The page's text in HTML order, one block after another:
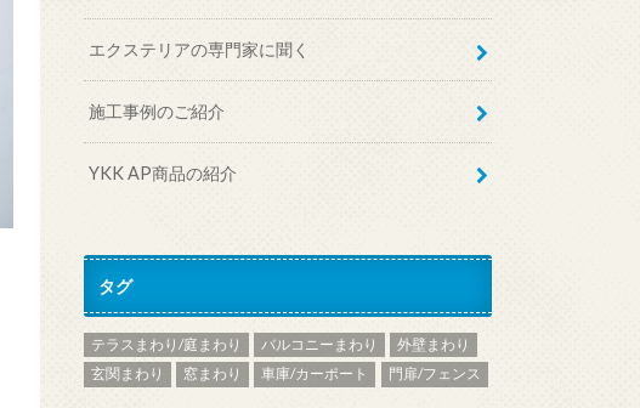
エクステリアの専門家に聞く
施工事例のご紹介
YKK AP商品の紹介
タグ
テラスまわり/庭まわり バルコニーまわり
外壁まわり
玄関まわり
窓まわり 車庫/カーポート 門扉/フェンス